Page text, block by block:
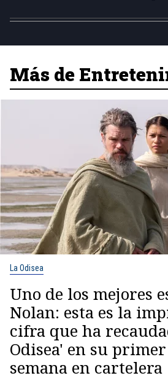
Más de
La Odisea
Uno de los mejores
Nolan: esta es la
cifra que ha
Odisea' en su
semana en cartelera